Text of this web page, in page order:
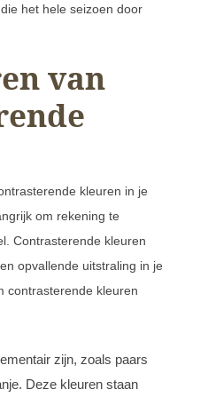
het hele seizoen door
van
kleuren in je
om rekening te
Contrasterende kleuren
opvallende uitstraling in je
contrasterende kleuren
zijn, zoals paars
Deze kleuren staan